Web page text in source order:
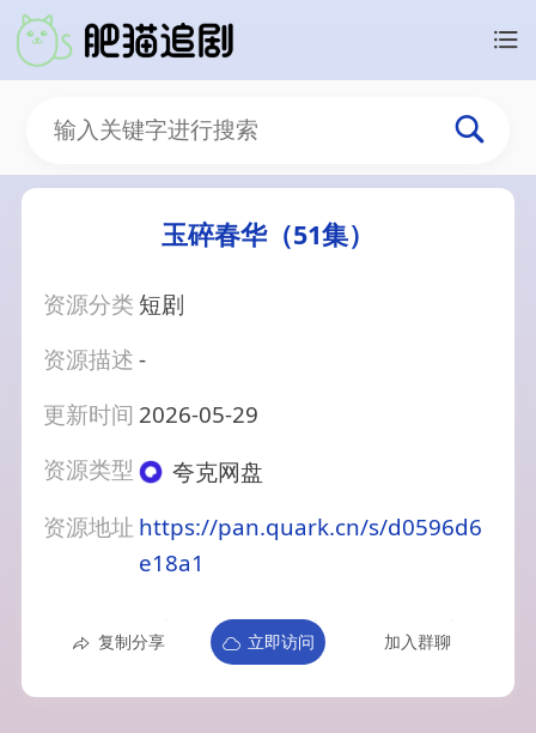
玉碎春华（51集）
资源分类 短剧
资源描述-
更新时间 2026-05-29
资源类型
夸克网盘
资源地址 https://pan.quark.cn/s/d0596d6
e18a1
复制分享 立即访问 加入群聊